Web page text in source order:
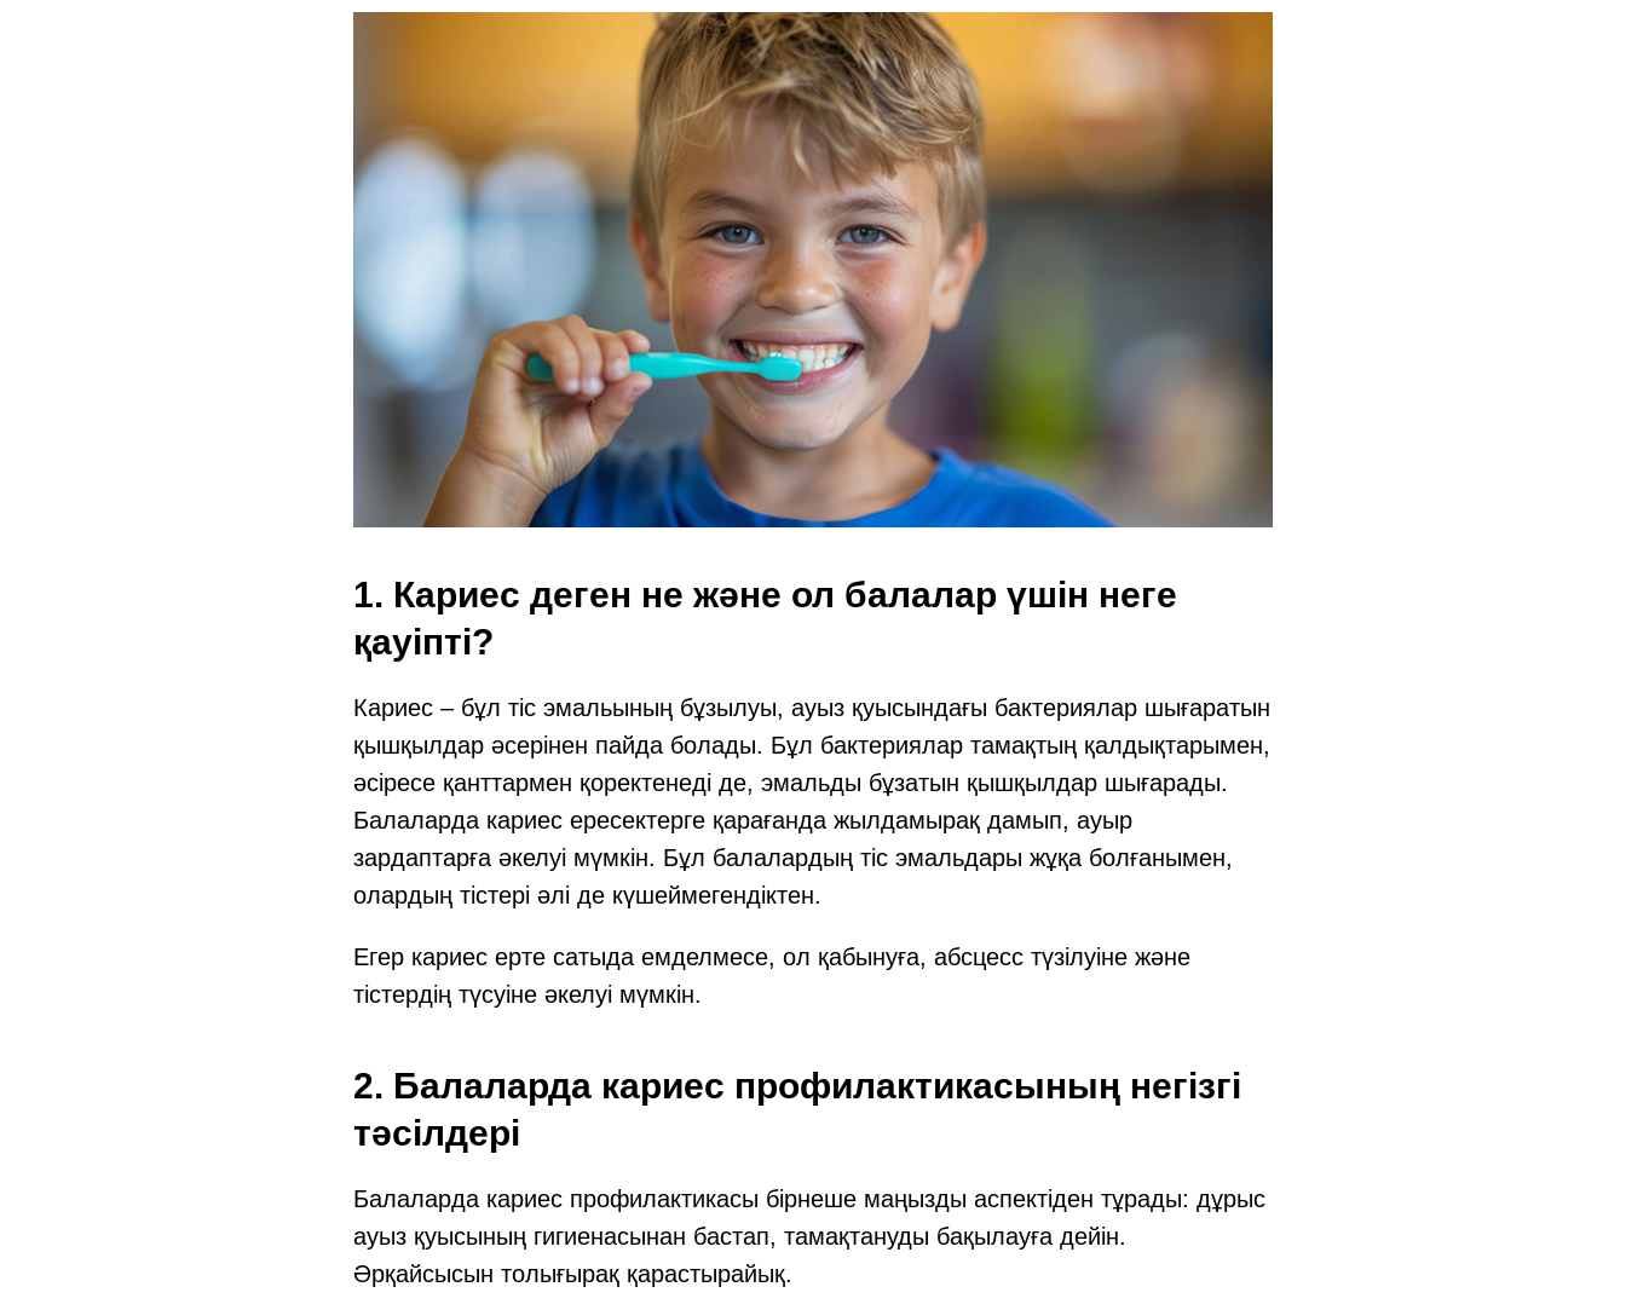
1. Кариес деген не және ол балалар үшін неге
қауіпті?
Кариес – бұл тіс эмальының бұзылуы, ауыз қуысындағы бактериялар шығаратын
қышқылдар әсерінен пайда болады. Бұл бактериялар тамақтың қалдықтарымен,
әсіресе қанттармен қоректенеді де, эмальды бұзатын қышқылдар шығарады.
Балаларда кариес ересектерге қарағанда жылдамырақ дамып, ауыр
зардаптарға әкелуі мүмкін. Бұл балалардың тіс эмальдары жұқа болғанымен,
олардың тістері әлі де күшеймегендіктен.
Егер кариес ерте сатыда емделмесе, ол қабынуға, абсцесс түзілуіне және
тістердің түсуіне әкелуі мүмкін.
2. Балаларда кариес профилактикасының негізгі
тәсілдері
Балаларда кариес профилактикасы бірнеше маңызды аспектіден тұрады: дұрыс
ауыз қуысының гигиенасынан бастап, тамақтануды бақылауға дейін.
Әрқайсысын толығырақ қарастырайық.